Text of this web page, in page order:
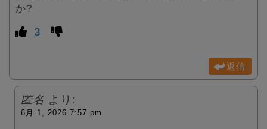
か?
3
返信
匿名 より:
6月 1, 2026 7:57 pm